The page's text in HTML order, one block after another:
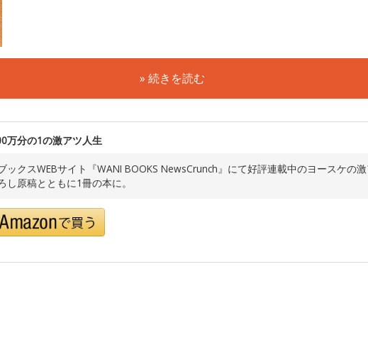
» 続きを読む
万分の1の激アツ人生
ックスWEBサイト『WANI BOOKS NewsCrunch』にて好評連載中のヨースケの
し原稿とともに1冊の本に。